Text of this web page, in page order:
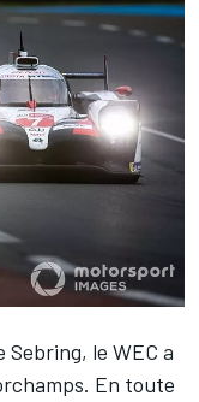
Sebring, le WEC a
En toute